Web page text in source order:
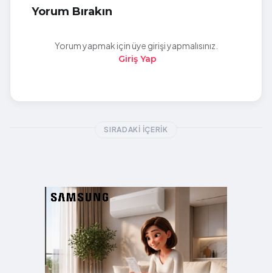
Yorum Bırakın
Yorum yapmak için üye girişi yapmalısınız.
Giriş Yap
SIRADAKI İÇERIK